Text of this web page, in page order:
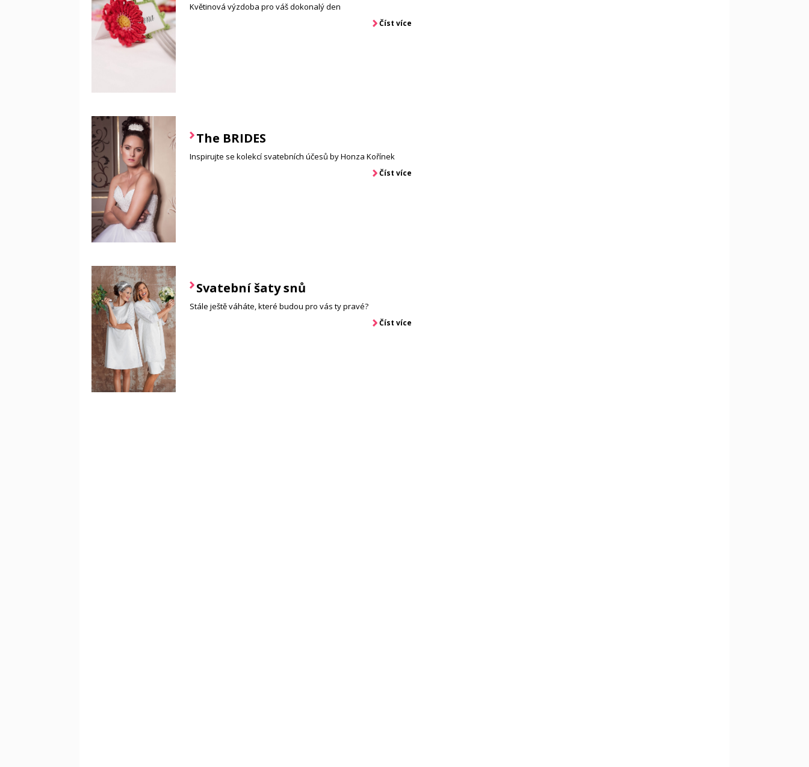
Květinová výzdoba pro váš dokonalý den
Číst více
The BRIDES
Inspirujte se kolekcí svatebních účesů by Honza Kořínek
Číst více
Svatební šaty snů
Stále ještě váháte, které budou pro vás ty pravé?
Číst více